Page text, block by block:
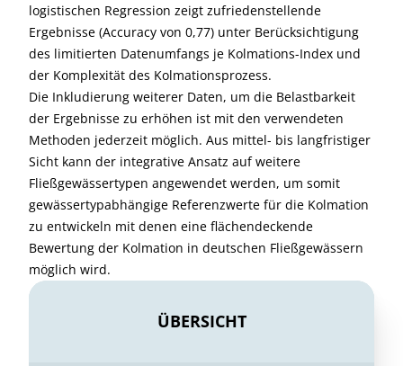
logistischen Regression zeigt zufriedenstellende
Ergebnisse (Accuracy von 0,77) unter Berücksichtigung
des limitierten Datenumfangs je Kolmations-Index und
der Komplexität des Kolmationsprozess.
Die Inkludierung weiterer Daten, um die Belastbarkeit
der Ergebnisse zu erhöhen ist mit den verwendeten
Methoden jederzeit möglich. Aus mittel- bis langfristiger
Sicht kann der integrative Ansatz auf weitere
Fließgewässertypen angewendet werden, um somit
gewässertypabhängige Referenzwerte für die Kolmation
zu entwickeln mit denen eine flächendeckende
Bewertung der Kolmation in deutschen Fließgewässern
möglich wird.
ÜBERSICHT